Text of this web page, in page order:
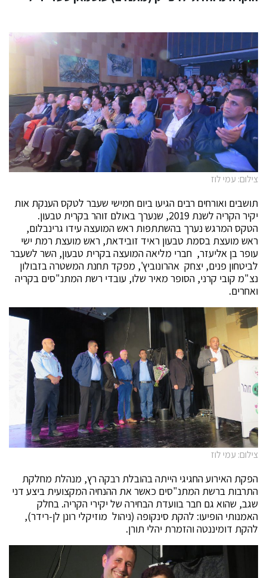
צילום: עמי לוז
תושבים ואורחים רבים הגיעו ביום חמישי שעבר לטקס הענקת אות
יקיר הקריה לשנת 2019, שנערך באולם זוהר בקרית טבעון.
הטקס המרגש נערך בהשתתפות ראש המועצה עידו גרינבלום,
ראש מועצת בסמת טבעון ראיד זובידאת, ראש מועצת רמת ישי
עופר בן אליעזר, חברי מליאה המועצה בקרית טבעון, השר לשעבר
לביטחון פנים, יצחק אהרונוביץ', מפקד תחנת המשטרה בזבולון
נצ"מ קובי קרני, הסופר מאיר שלו, עובדי רשת המתנ"סים בקריה
ואחרים.
צילום: עמי לוז
הפקת האירוע החגיגי הייתה בהובלת רבקה רץ, מנהלת מחלקת
התרבות ברשת המתנ"סים כאשר את ההנחיה המקצועית ביצע דני
שגב, שהוא גם חבר בוועדת הבחירה של יקירי הקריה. בחלק
האמנותי הופיעו: להקת סינקופה (ניהול מוזיקלי רונן לן-רידר),
להקת דומיננטה והזמרת יהלי תורן.